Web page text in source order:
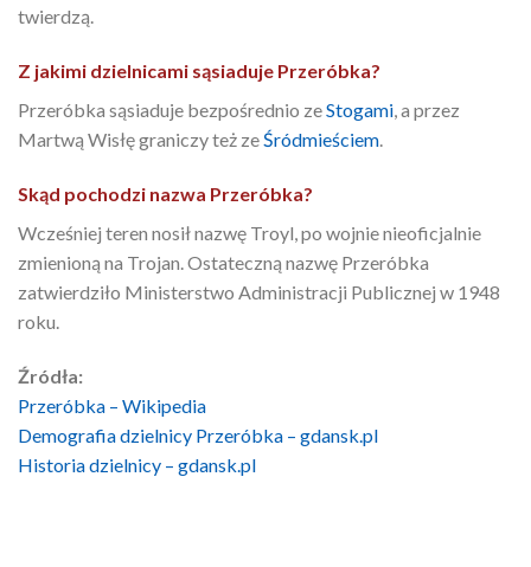
twierdzą.
Z jakimi dzielnicami sąsiaduje Przeróbka?
Przeróbka sąsiaduje bezpośrednio zeStogami, a przez
Martwą Wisłę graniczy też zeŚródmieściem.
Skąd pochodzi nazwa Przeróbka?
Wcześniej teren nosił nazwę Troyl, po wojnie nieoficjalnie
zmienioną na Trojan. Ostateczną nazwę Przeróbka
zatwierdziło Ministerstwo Administracji Publicznej w 1948
roku.
Źródła:
Przeróbka – Wikipedia
Demografia dzielnicy Przeróbka – gdansk.pl
Historia dzielnicy – gdansk.pl